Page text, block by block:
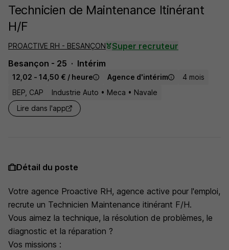
Technicien de Maintenance Itinérant
H/F
PROACTIVE RH - BESANÇON
Super recruteur
Besançon - 25
Intérim
12,02 - 14,50 € / heure Agence d'intérim
4 mois
BEP, CAP
Industrie Auto • Meca • Navale
Lire dans l'app
Détail du poste
Votre agence Proactive RH, agence active pour l'emploi,
recrute un Technicien Maintenance itinérant F/H.
Vous aimez la technique, la résolution de problèmes, le
diagnostic et la réparation ?
Vos missions :